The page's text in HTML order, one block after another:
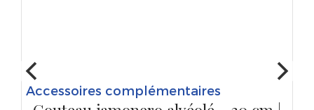
Accessoires complémentaires